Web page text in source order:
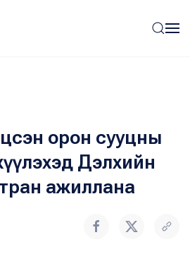
орон сууцны
Дэлхийн
ажиллана